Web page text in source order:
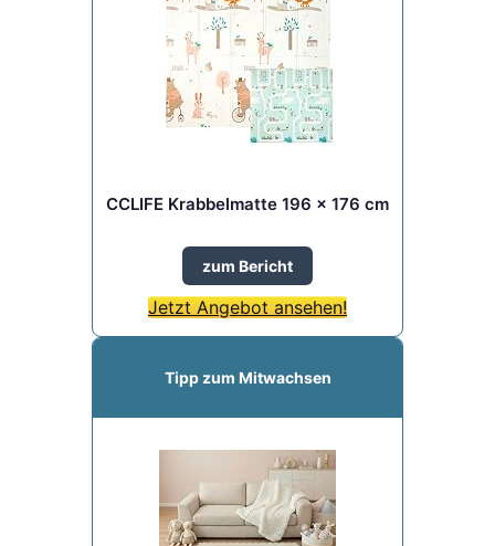
CCLIFE Krabbelmatte 196 x 176 cm
zum Bericht
Jetzt Angebot ansehen!
Tipp zum Mitwachsen